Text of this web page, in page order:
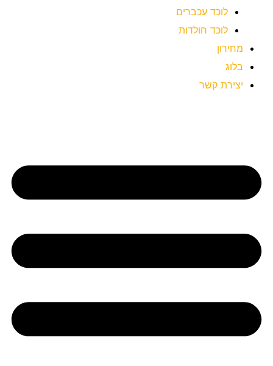
לוכד עכברים
לוכד חולדות
מחירון
בלוג
יצירת קשר